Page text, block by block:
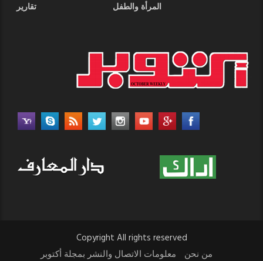
المرأة والطفل
تقارير
Copyright All rights reserved
من نحن
معلومات الاتصال والنشر بمجلة أكتوبر